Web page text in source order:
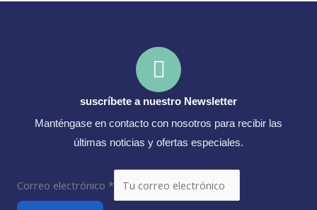
suscríbete a nuestro Newsletter
Manténgase en contacto con nosotros para recibir las
últimas noticias y ofertas especiales.
Correo electrónico *